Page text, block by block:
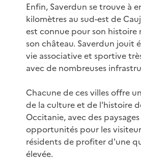
Enfin, Saverdun se trouve à
kilomètres au sud-est de
est connue pour son histoire
son château. Saverdun jouit
vie associative et sportive
avec de nombreuses
Chacune de ces villes offre
de la culture et de l'histoire
Occitanie, avec des
opportunités pour les
résidents de profiter d'une
élevée.